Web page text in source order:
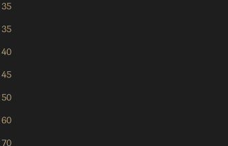
35
35
40
45
50
60
70